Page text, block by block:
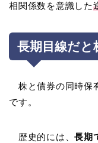
相関係数を意識した
長期目線だと
株と債券の同時保
です。
歴史的には、長期